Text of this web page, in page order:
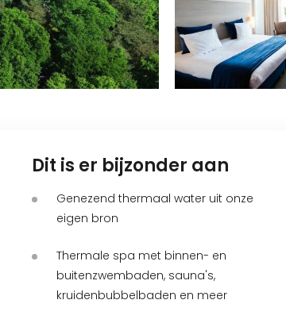
Dit is er bijzonder aan
Genezend thermaal water uit onze
eigen bron
Thermale spa met binnen- en
buitenzwembaden, sauna's,
kruidenbubbelbaden en meer